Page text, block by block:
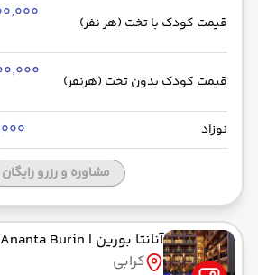
قیمت کودک با تخت (هر نفر)
قیمت کودک بدون تخت (هرنفر)
نوزاد
مشاوره و رزرو رایگان
آنانتا بورین | Ananta Burin
کرابی